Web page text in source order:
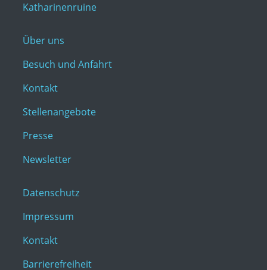
Katharinenruine
Über uns
Besuch und Anfahrt
Kontakt
Stellenangebote
Presse
Newsletter
Datenschutz
Impressum
Kontakt
Barrierefreiheit